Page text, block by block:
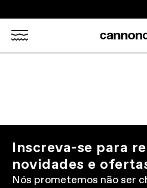
Inscreva-se para
novidades e
Nós prometemos não ser